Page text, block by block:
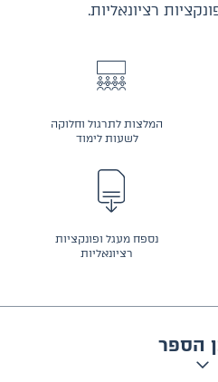
רציונאליות.
המלצות לתרגול וחלוקה
לשעות לימוד
נספח מעגל ופונקציות
רציונאליות
הספר